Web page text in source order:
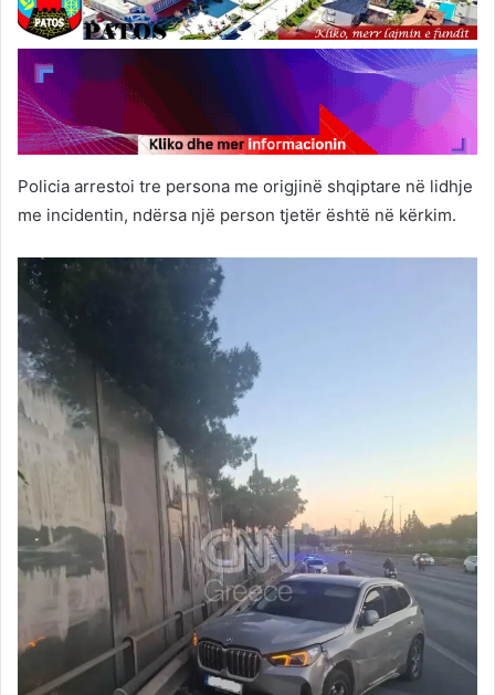
Policia arrestoi tre persona me origjinë shqiptare në lidhje
me incidentin, ndërsa një person tjetër është në kërkim.